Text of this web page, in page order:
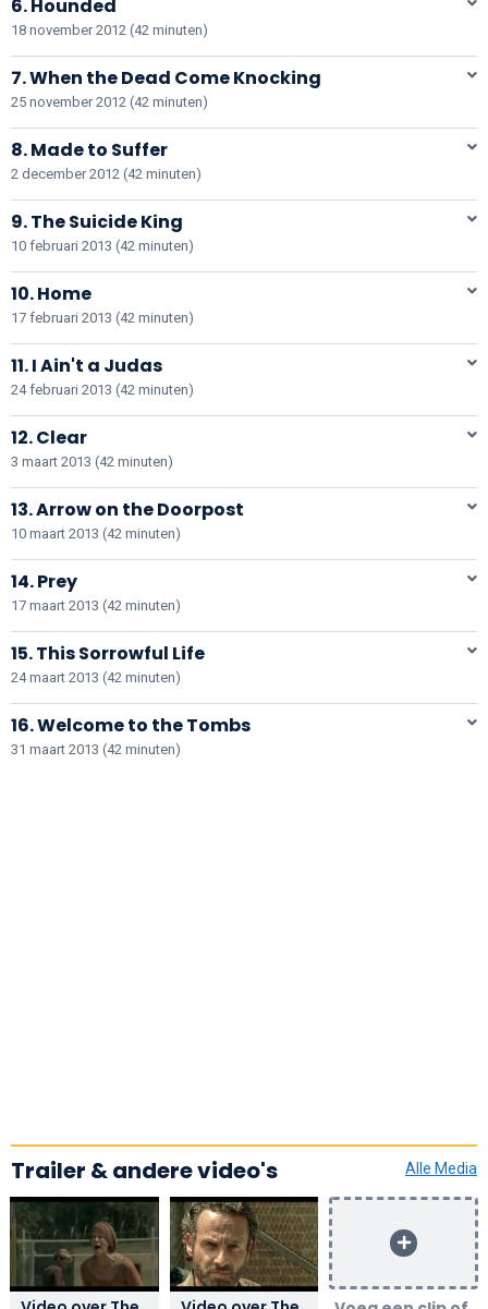
6. Hounded
18 november 2012 (42 minuten)
7. When the Dead Come Knocking
25 november 2012 (42 minuten)
8. Made to Suffer
2 december 2012 (42 minuten)
9. The Suicide King
10 februari 2013 (42 minuten)
10. Home
17 februari 2013 (42 minuten)
11. I Ain't a Judas
24 februari 2013 (42 minuten)
12. Clear
3 maart 2013 (42 minuten)
13. Arrow on the Doorpost
10 maart 2013 (42 minuten)
14. Prey
17 maart 2013 (42 minuten)
15. This Sorrowful Life
24 maart 2013 (42 minuten)
16. Welcome to the Tombs
31 maart 2013 (42 minuten)
Trailer & andere video's Alle Media